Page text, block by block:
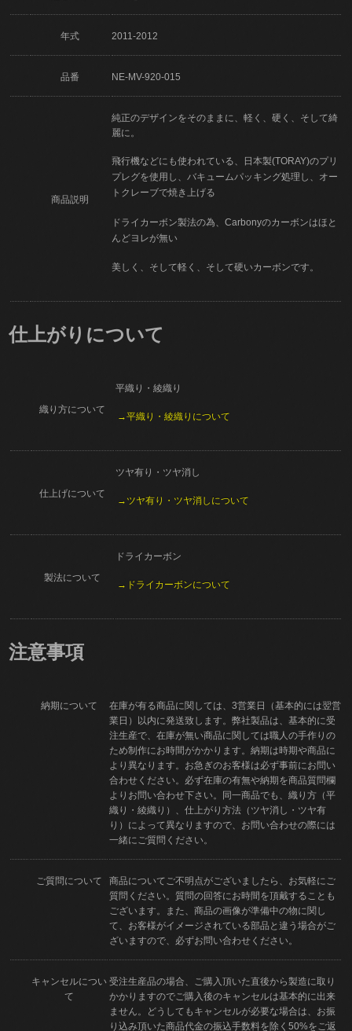
年式 2011-2012
品番 NE-MV-920-015
商品説明
純正のデザインをそのままに、軽く、硬く、そして綺
麗に。
飛行機などにも使われている、日本製(TORAY)のプリ
プレグを使用し、バキュームパッキング処理し、オー
トクレーブで焼き上げる
ドライカーボン製法の為、Carbonyのカーボンはほと
んどヨレが無い
美しく、そして軽く、そして硬いカーボンです。
仕上がりについて
織り方について
平織り・綾織り
→平織り・綾織りについて
仕上げについて
ツヤ有り・ツヤ消し
→ツヤ有り・ツヤ消しについて
製法について
ドライカーボン
→ドライカーボンについて
注意事項
納期について
在庫が有る商品に関しては、3営業日（基本的には翌営
業日）以内に発送致します。弊社製品は、基本的に受
注生産で、在庫が無い商品に関しては職人の手作りの
ため制作にお時間がかかります。納期は時期や商品に
より異なります。お急ぎのお客様は必ず事前にお問い
合わせください。必ず在庫の有無や納期を商品質問欄
よりお問い合わせ下さい。同一商品でも、織り方（平
織り・綾織り）、仕上がり方法（ツヤ消し・ツヤ有
り）によって異なりますので、お問い合わせの際には
一緒にご質問ください。
ご質問について
商品についてご不明点がございましたら、お気軽にご
質問ください。質問の回答にお時間を頂戴することも
ございます。また、商品の画像が準備中の物に関し
て、お客様がイメージされている部品と違う場合がご
ざいますので、必ずお問い合わせください。
キャンセルについ
て
受注生産品の場合、ご購入頂いた直後から製造に取り
かかりますのでご購入後のキャンセルは基本的に出来
ません。どうしてもキャンセルが必要な場合は、お振
り込み頂いた商品代金の振込手数料を除く50%をご返